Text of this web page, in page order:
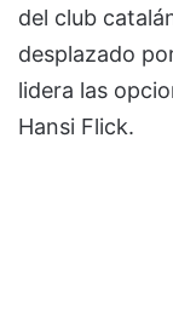
del club
desplazado
lidera las
Hansi Flick.